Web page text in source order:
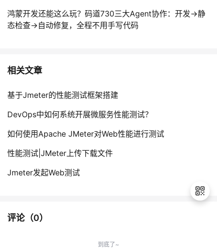
鸿蒙开发还能这么玩？码道730三大Agent协作：开发→静
态检查→自动修复，全程不用手写代码
相关文章
基于Jmeter的性能测试框架搭建
DevOps中如何系统开展微服务性能测试？
如何使用Apache JMeter对Web性能进行测试
性能测试|JMeter上传下载文件
Jmeter发起Web测试
评论（0）
到底了~